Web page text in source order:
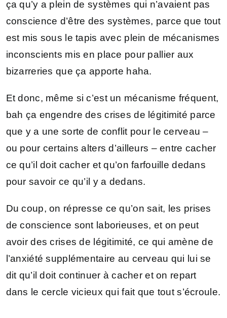
ça qu’y a plein de systèmes qui n’avaient pas
conscience d’être des systèmes, parce que tout
est mis sous le tapis avec plein de mécanismes
inconscients mis en place pour pallier aux
bizarreries que ça apporte haha.
Et donc, même si c’est un mécanisme fréquent,
bah ça engendre des crises de légitimité parce
que y a une sorte de conflit pour le cerveau –
ou pour certains alters d’ailleurs – entre cacher
ce qu’il doit cacher et qu’on farfouille dedans
pour savoir ce qu’il y a dedans.
Du coup, on répresse ce qu’on sait, les prises
de conscience sont laborieuses, et on peut
avoir des crises de légitimité, ce qui amène de
l’anxiété supplémentaire au cerveau qui lui se
dit qu’il doit continuer à cacher et on repart
dans le cercle vicieux qui fait que tout s’écroule.